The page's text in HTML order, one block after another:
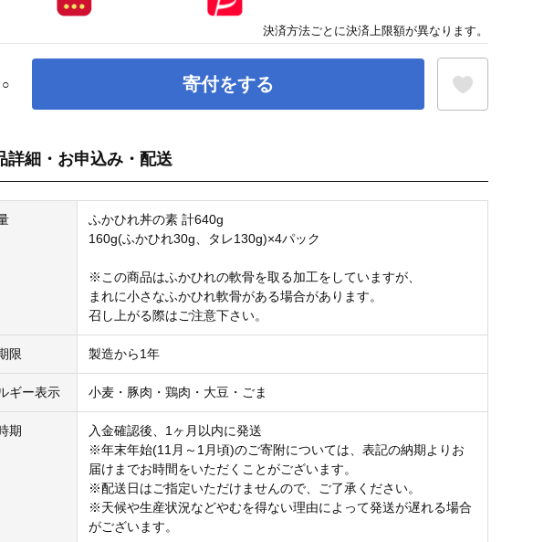
○ 寄付をする
詳細・お申込み・配送
ふかひれ丼の素 計640g
160g(ふかひれ30g、タレ130g)×4パック
※この商品はふかひれの軟骨を取る加工をしていますが、
まれに小さなふかひれ軟骨がある場合があります。
召し上がる際はご注意下さい。
限 製造から1年
ギー表示 小麦・豚肉・鶏肉・大豆・ごま
期
入金確認後、1ヶ月以内に発送
※年末年始(11月～1月頃)のご寄附については、表記の納期よりお
届けまでお時間をいただくことがございます。
※配送日はご指定いただけませんので、ご了承ください。
※天候や生産状況などやむを得ない理由によって発送が遅れる場合
がございます。
決済方法ごとに決済上限額が異なります。